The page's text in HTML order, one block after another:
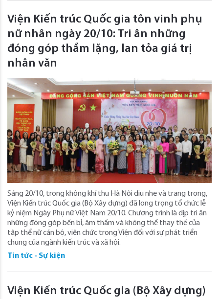
Viện Kiến trúc Quốc gia tôn vinh phụ
nữ nhân ngày 20/10: Tri ân những
đóng góp thầm lặng, lan tỏa giá trị
nhân văn
Sáng 20/10, trong không khí thu Hà Nội dịu nhẹ và trang trọng,
Viện Kiến trúc Quốc gia (Bộ Xây dựng) đã long trọng tổ chức lễ
kỷ niệm Ngày Phụ nữ Việt Nam 20/10. Chương trình là dịp tri ân
những đóng góp bền bỉ, âm thầm và không thể thay thế của
tập thể nữ cán bộ, viên chức trong Viện đối với sự phát triển
chung của ngành kiến trúc và xã hội.
Tin tức - Sự kiện
Viện Kiến trúc Quốc gia (Bộ Xây dựng)